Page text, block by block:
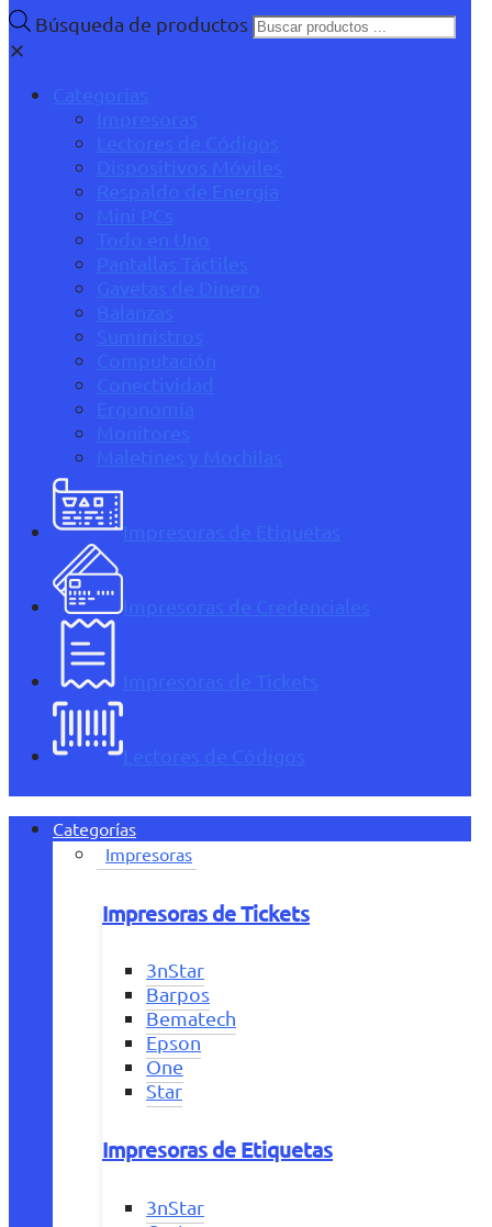
Búsqueda de productos
✕
Categorías
Impresoras
Lectores de Códigos
Dispositivos Móviles
Respaldo de Energía
Mini PCs
Todo en Uno
Pantallas Táctiles
Gavetas de Dinero
Balanzas
Suministros
Computación
Conectividad
Ergonomía
Monitores
Maletines y Mochilas
Impresoras de Etiquetas
Impresoras de Credenciales
Impresoras de Tickets
Lectores de Códigos
Categorías
Impresoras
Impresoras de Tickets
3nStar
Barpos
Bematech
Epson
One
Star
Impresoras de Etiquetas
3nStar